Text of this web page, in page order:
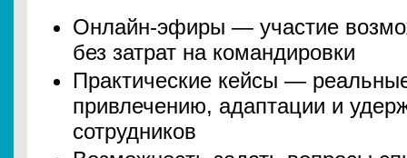
Онлайн-эфиры — участие
без затрат на командировки
Практические кейсы —
привлечению, адаптации и
сотрудников